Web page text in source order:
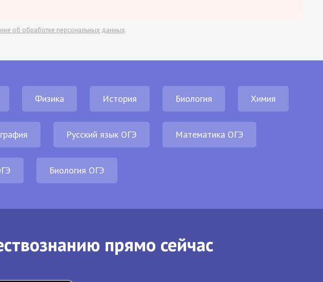
об обработке персональных данных.
Физика История Биология Химия
Русский язык ОГЭ Математика ОГЭ
Биология ОГЭ
прямо сейчас